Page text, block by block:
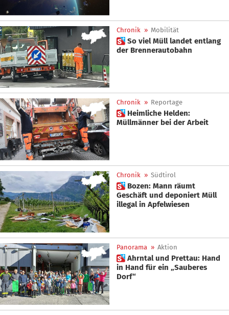
Chronik » Mobilität
 So viel Müll landet entlang
der Brennerautobahn
Chronik » Reportage
 Heimliche Helden:
Müllmänner bei der Arbeit
Chronik » Südtirol
 Bozen: Mann räumt
Geschäft und deponiert Müll
illegal in Apfelwiesen
Panorama » Aktion
 Ahrntal und Prettau: Hand
in Hand für ein „Sauberes
Dorf“